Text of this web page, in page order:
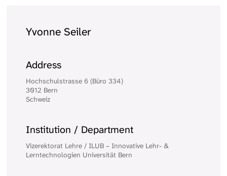
Yvonne Seiler
Address
Hochschulstrasse 6 (Büro 334)
3012 Bern
Schweiz
Institution / Department
Vizerektorat Lehre / ILUB – Innovative Lehr- &
Lerntechnologien Universität Bern